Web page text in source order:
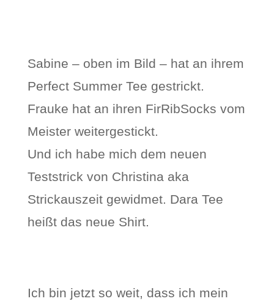
Sabine – oben im Bild – hat an ihrem
Perfect Summer Tee gestrickt.
Frauke hat an ihren FirRibSocks vom
Meister weitergestickt.
Und ich habe mich dem neuen
Teststrick von Christina aka
Strickauszeit gewidmet. Dara Tee
heißt das neue Shirt.
Ich bin jetzt so weit, dass ich mein